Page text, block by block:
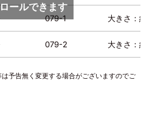
079-1 大きさ：約
079-2 大きさ：約
ールできます
予告無く変更する場合がございますのでご